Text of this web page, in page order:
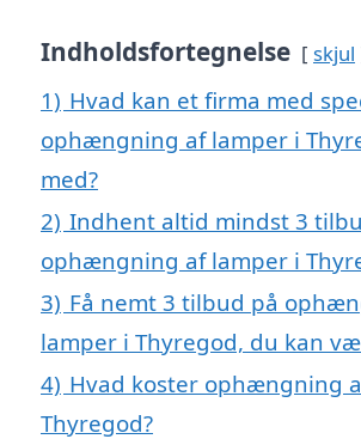
Indholdsfortegnelse skjul
1) Hvad kan et firma med
ophængning af lamper i
med?
2) Indhent altid mindst 3
ophængning af lamper i
3) Få nemt 3 tilbud på
lamper i Thyregod, du kan
4) Hvad koster ophængning
Thyregod?